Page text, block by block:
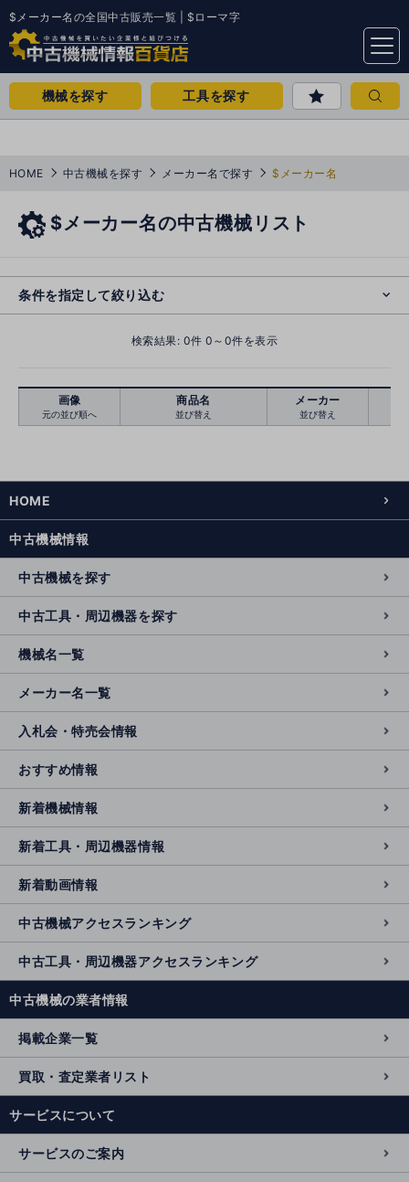
$メーカー名の全国中古販売一覧 | $ローマ字
menu
機械を探す 工具を探す
HOME 中古機械を探す メーカー名で探す $メーカー名
$メーカー名の中古機械リスト
条件を指定して絞り込む
検索結果: 0件 0～0件を表示
画像
元の並び順へ
商品名
並び替え
メーカー
並び替え
HOME
中古機械情報
中古機械を探す
中古工具・周辺機器を探す
機械名一覧
メーカー名一覧
入札会・特売会情報
おすすめ情報
新着機械情報
新着工具・周辺機器情報
新着動画情報
中古機械アクセスランキング
中古工具・周辺機器アクセスランキング
中古機械の業者情報
掲載企業一覧
買取・査定業者リスト
サービスについて
サービスのご案内